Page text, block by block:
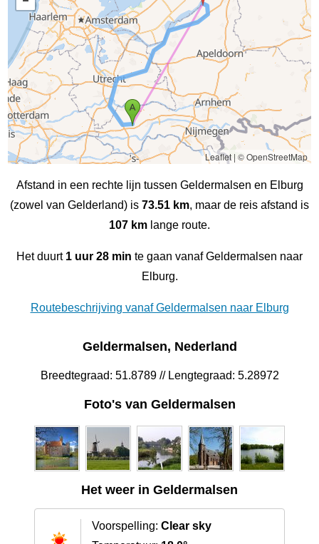
Leaflet| © OpenStreetMap
Afstand in een rechte lijn tussen Geldermalsen en Elburg
(zowel van Gelderland) is 73.51 km, maar de reis afstand is
107 km lange route.
Het duurt 1 uur 28 min te gaan vanaf Geldermalsen naar
Elburg.
Routebeschrijving vanaf Geldermalsen naar Elburg
Geldermalsen, Nederland
Breedtegraad: 51.8789 // Lengtegraad: 5.28972
Foto's van Geldermalsen
Het weer in Geldermalsen
Voorspelling: Clear sky